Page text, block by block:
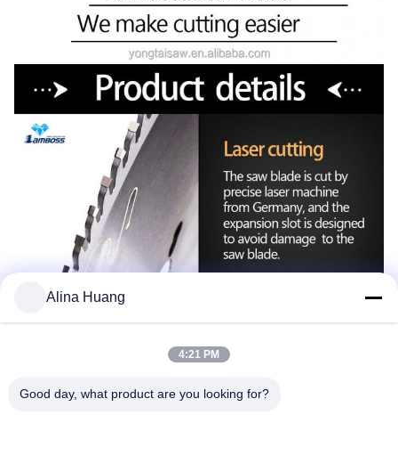
Alina Huang
4:21 PM
Good day, what product are you looking for?